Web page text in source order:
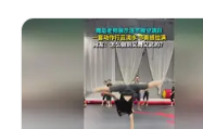
快乐长这样